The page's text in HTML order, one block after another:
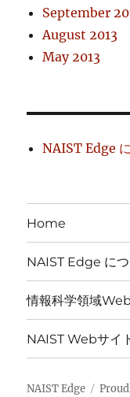
September
August 2013
May 2013
NAIST Edge
Home
NAIST Edge に
情報科学領域
NAIST Webサイ
NAIST Edge